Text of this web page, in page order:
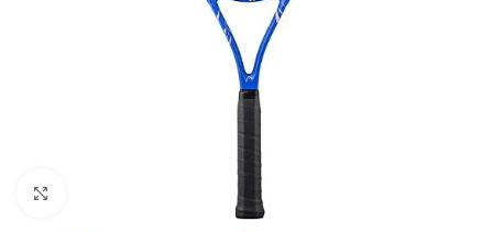
Suurendamiseks klõpsake